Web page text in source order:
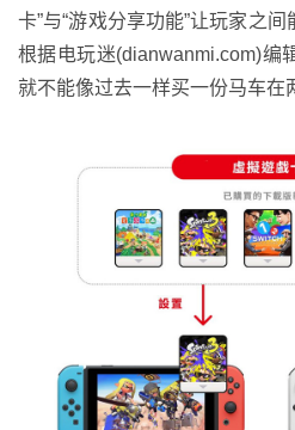
卡”与“游戏分享功能”让玩家之
根据电玩迷(dianwanmi.com)编
就不能像过去一样买一份马车在